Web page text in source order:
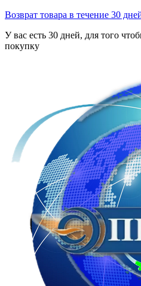
Возврат товара в течение 30
У вас есть 30 дней, для того
покупку